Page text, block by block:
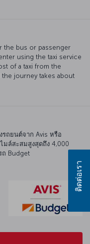
the bus or passenger
using the taxi service
of a taxi from the
journey takes about
รถยนต์จาก Avis หรือ
มล์สะสมสูงสุดถึง 4,000
ถ Budget
ติดต่อเรา